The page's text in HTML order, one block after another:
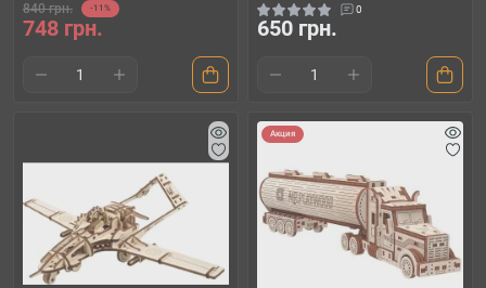
840 грн. -11%
748 грн.
0
650 грн.
Акция